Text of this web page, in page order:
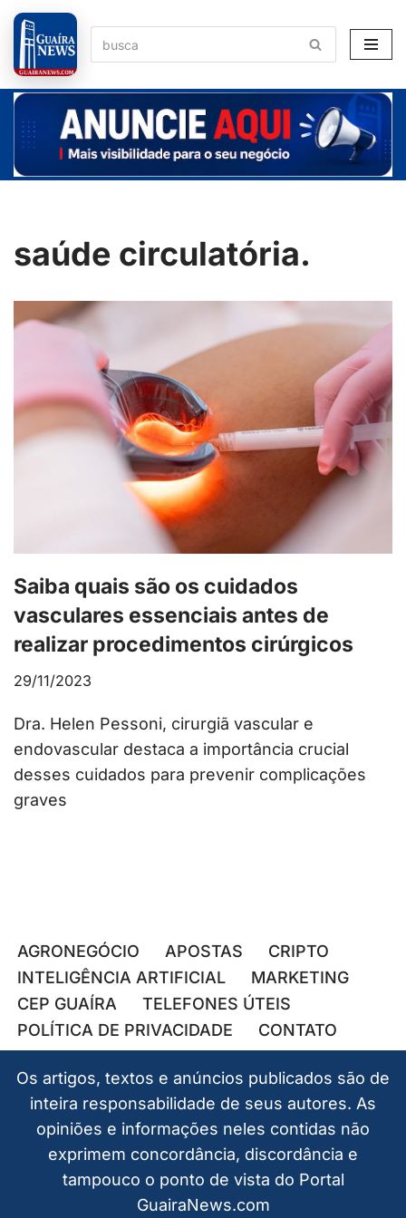
Pular
para
o
conteúdo
saúde circulatória.
Saiba quais são os cuidados
vasculares essenciais antes de
realizar procedimentos cirúrgicos
29/11/2023
Dra. Helen Pessoni, cirurgiã vascular e
endovascular destaca a importância crucial
desses cuidados para prevenir complicações
graves
AGRONEGÓCIO APOSTAS
CRIPTO
INTELIGÊNCIA ARTIFICIAL
MARKETING
CEP GUAÍRA
TELEFONES ÚTEIS
POLÍTICA DE PRIVACIDADE
CONTATO
Os artigos, textos e anúncios publicados são de
inteira responsabilidade de seus autores. As
opiniões e informações neles contidas não
exprimem concordância, discordância e
tampouco o ponto de vista do Portal
GuairaNews.com